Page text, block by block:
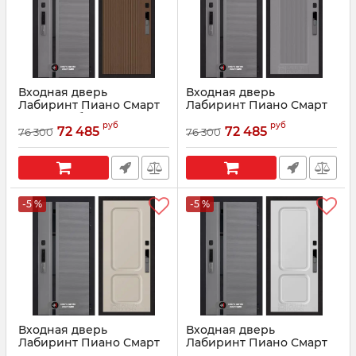
Входная дверь
Лабиринт Пиано Смарт
2.0 - 29 Дуб кантри
темный
Артикул: 210061
76 300 72 485 руб
Входная дверь
Лабиринт Пиано Смарт
2.0 - 30 Серый рельеф
софт
Артикул: 210064
76 300 72 485 руб
-5 %
Входная дверь
Лабиринт Пиано Смарт
-5 %
Входная дверь
Лабиринт Пиано Смарт